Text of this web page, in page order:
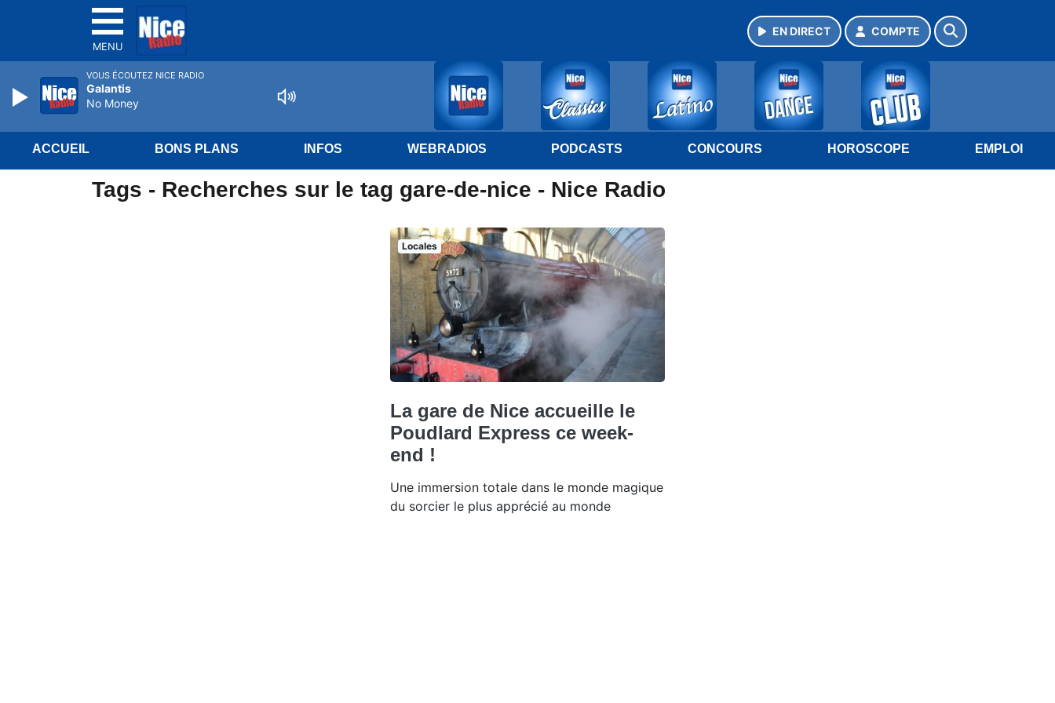
MENU
EN DIRECT COMPTE
ACCUEIL BONS PLANS INFOS WEBRADIOS PODCASTS CONCOURS HOROSCOPE EMPLOI
Tags - Recherches sur le tag gare-de-nice - Nice Radio
Locales
La gare de Nice accueille le
Poudlard Express ce week-
end !
Une immersion totale dans le monde magique
du sorcier le plus apprécié au monde
VOUS ÉCOUTEZ NICE RADIO
Galantis
No Money